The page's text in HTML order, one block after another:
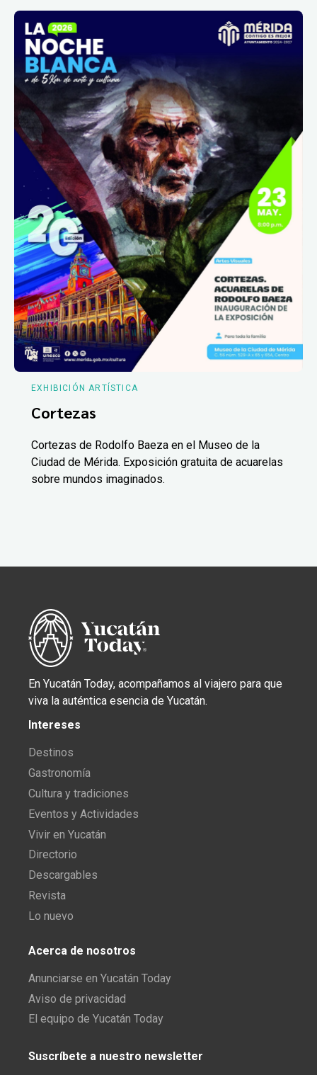
EXHIBICIÓN ARTÍSTICA
Cortezas
Cortezas de Rodolfo Baeza en el Museo de la
Ciudad de Mérida. Exposición gratuita de acuarelas
sobre mundos imaginados.
En Yucatán Today, acompañamos al viajero para que
viva la auténtica esencia de Yucatán.
Intereses
Destinos
Gastronomía
Cultura y tradiciones
Eventos y Actividades
Vivir en Yucatán
Directorio
Descargables
Revista
Lo nuevo
Acerca de nosotros
Anunciarse en Yucatán Today
Aviso de privacidad
El equipo de Yucatán Today
Suscríbete a nuestro newsletter